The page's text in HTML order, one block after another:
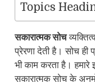
Topics
सकारात्मक सोच
प्रेरणा देती है। सोच ही
भी काम करता है।
सकारात्मक सोच के